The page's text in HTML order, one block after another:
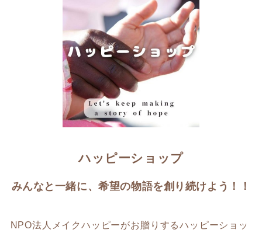
ハッピーショップ
みんなと一緒に、希望の物語を創り続けよう！！
NPO法人メイクハッピーがお贈りするハッピーショッ